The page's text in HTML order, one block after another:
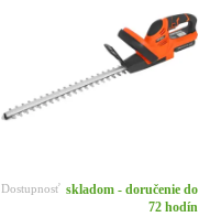
Dostupnosť skladom - doručenie do
72 hodín